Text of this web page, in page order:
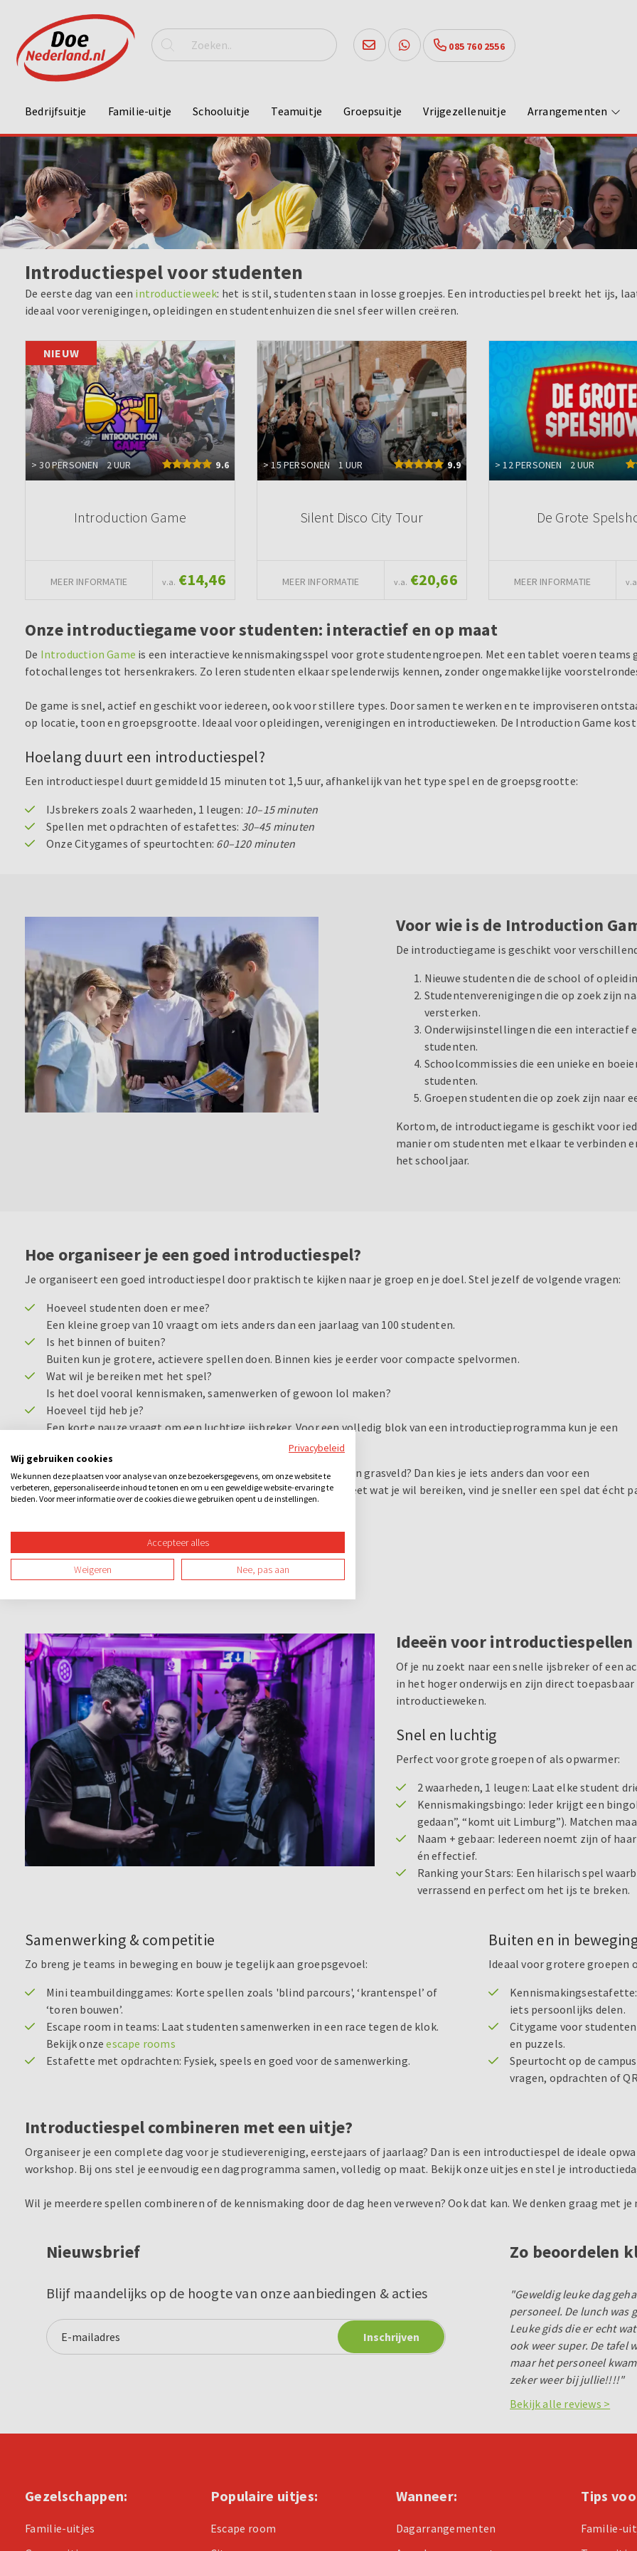
085 760 2556
Bedrijfsuitje Familie-uitje Schooluitje Teamuitje Groepsuitje Vrijgezellenuitje Arrangementen
Introductiespel voor studenten
De eerste dag van een introductieweek: het is stil, studenten staan in losse groepjes. Een introductiespel breekt het ijs,
ideaal voor verenigingen, opleidingen en studentenhuizen die snel sfeer willen creëren.
NIEUW
> 30 PERSONEN 2 UUR 9.6
Introduction Game
MEER INFORMATIE v.a. €14,46
> 15 PERSONEN 1 UUR 9.9
Silent Disco City Tour
MEER INFORMATIE v.a. €20,66
> 12 PERSONEN 2 UUR
De Grote
MEER INFORMATIE
Onze introductiegame voor studenten: interactief en op maat
De Introduction Game is een interactieve kennismakingsspel voor grote studentengroepen. Met een tablet voeren teams
fotochallenges tot hersenkrakers. Zo leren studenten elkaar spelenderwijs kennen, zonder ongemakkelijke
De game is snel, actief en geschikt voor iedereen, ook voor stillere types. Door samen te werken en te improviseren
op locatie, toon en groepsgrootte. Ideaal voor opleidingen, verenigingen en introductieweken. De Introduction Game kost
Hoelang duurt een introductiespel?
Een introductiespel duurt gemiddeld 15 minuten tot 1,5 uur, afhankelijk van het type spel en de groepsgrootte:
IJsbrekers zoals 2 waarheden, 1 leugen: 10–15 minuten
Spellen met opdrachten of estafettes: 30–45 minuten
Onze Citygames of speurtochten: 60–120 minuten
Voor wie is de Introduction
De introductiegame is geschikt voor
Nieuwe studenten die de school of
Studentenverenigingen die op zoek zijn
versterken.
Onderwijsinstellingen die een interactief
studenten.
Schoolcommissies die een unieke en
studenten.
Groepen studenten die op zoek zijn naar
Kortom, de introductiegame is geschikt voor
manier om studenten met elkaar te verbinden
het schooljaar.
Hoe organiseer je een goed introductiespel?
Je organiseert een goed introductiespel door praktisch te kijken naar je groep en je doel. Stel jezelf de volgende vragen:
Hoeveel studenten doen er mee?
Een kleine groep van 10 vraagt om iets anders dan een jaarlaag van 100 studenten.
Is het binnen of buiten?
Buiten kun je grotere, actievere spellen doen. Binnen kies je eerder voor compacte spelvormen.
Wat wil je bereiken met het spel?
Is het doel vooral kennismaken, samenwerken of gewoon lol maken?
Hoeveel tijd heb je?
Een korte pauze vraagt om een luchtige ijsbreker. Voor een volledig blok van een introductieprogramma kun je een
Voorbeeld: Heb je 20 minuten en een groep van 60 studenten op een grasveld? Dan kies je iets anders dan voor een
commissieavond met 12 mensen in een klaslokaal. Als je vooraf weet wat je wil bereiken, vind je sneller een spel dat écht
Ideeën voor
Of je nu zoekt naar een snelle ijsbreker of een
in het hoger onderwijs en zijn direct
introductieweken.
Snel en luchtig
Perfect voor grote groepen of als opwarmer:
2 waarheden, 1 leugen: Laat elke student
Kennismakingsbingo: Ieder krijgt een
gedaan”, “komt uit Limburg”). Matchen
Naam + gebaar: Iedereen noemt zijn of
én effectief.
Ranking your Stars: Een hilarisch spel
verrassend en perfect om het ijs te breken.
Samenwerking & competitie
Zo breng je teams in beweging en bouw je tegelijk aan groepsgevoel:
Mini teambuildinggames: Korte spellen zoals 'blind parcours', ‘krantenspel’ of
‘toren bouwen’.
Escape room in teams: Laat studenten samenwerken in een race tegen de klok.
Bekijk onzeescape rooms
Estafette met opdrachten: Fysiek, speels en goed voor de samenwerking.
Buiten en in
Ideaal voor grotere groepen
iets persoonlijks delen.
Citygame voor
en puzzels.
Speurtocht op de
vragen, opdrachten of
Introductiespel combineren met een uitje?
Organiseer je een complete dag voor je studievereniging, eerstejaars of jaarlaag? Dan is een introductiespel de ideale
workshop. Bij ons stel je eenvoudig een dagprogramma samen, volledig op maat. Bekijk onze uitjes en stel je
Wil je meerdere spellen combineren of de kennismaking door de dag heen verweven? Ook dat kan. We denken graag met je
Nieuwsbrief
Blijf maandelijks op de hoogte van onze aanbiedingen & acties
Zo beoordelen
"Geweldig leuke dag
personeel. De lunch was
Leuke gids die er echt
ook weer super. De tafel
maar het personeel
zeker weer bij jullie!!!!"
Bekijk alle reviews >
Gezelschappen:
Familie-uitjes
Populaire uitjes:
Escape room
Wanneer:
Dagarrangementen
Tips
Familie-
Privacybeleid
Wij gebruiken cookies
We kunnen deze plaatsen voor analyse van onze bezoekersgegevens, om onze website te
verbeteren, gepersonaliseerde inhoud te tonen en om u een geweldige website-ervaring te
bieden. Voor meer informatie over de cookies die we gebruiken opent u de instellingen.
Accepteer alles
Weigeren Nee, pas aan